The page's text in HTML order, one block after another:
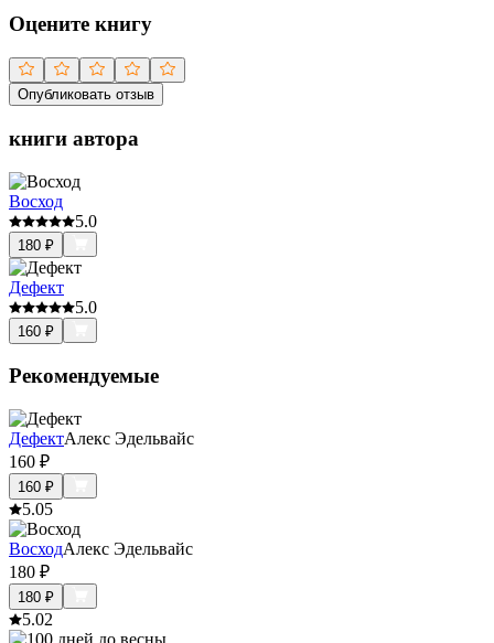
Оцените книгу
Опубликовать отзыв
книги автора
Восход
5.0
180 ₽
Дефект
5.0
160 ₽
Рекомендуемые
ДефектАлекс Эдельвайс
160 ₽
160 ₽
5.05
ВосходАлекс Эдельвайс
180 ₽
180 ₽
5.02